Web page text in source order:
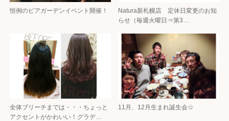
恒例のビアガーデンイベント開催！
Natura新札幌店 定休日変更のお知
らせ（毎週火曜日⇒第3…
全体ブリーチまでは・・・ちょっと
アクセントがかわいい！グラデ…
11月、12月生まれ誕生会☆